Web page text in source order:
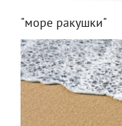
"море ракушки"